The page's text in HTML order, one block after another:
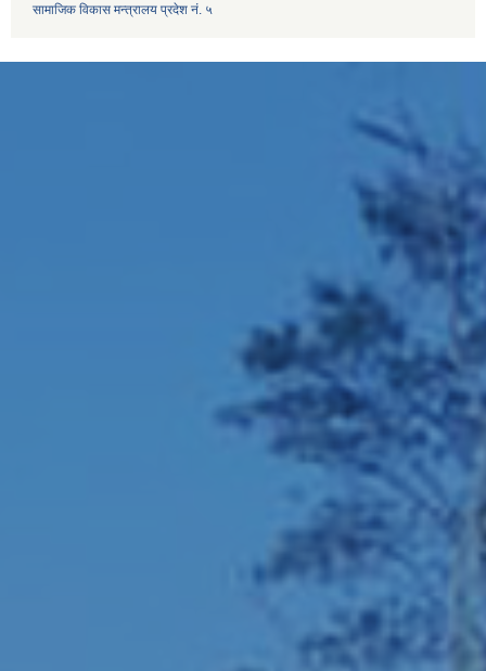
सामाजिक विकास मन्त्रालय प्रदेश नं. ५